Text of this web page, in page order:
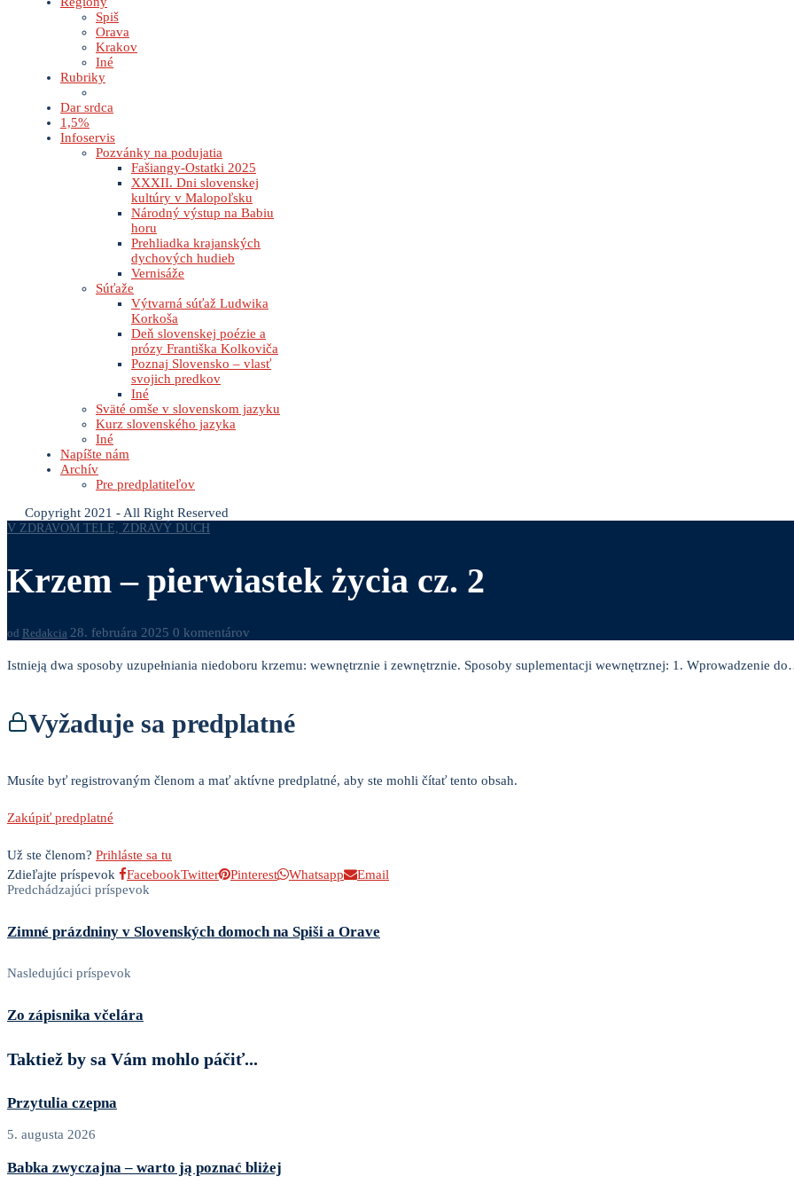
Spiš
Orava
Krakov
Iné
Rubriky
Dar srdca
1,5%
Infoservis
Pozvánky na podujatia
Fašiangy-Ostatki 2025
XXXII. Dni slovenskej
kultúry v Malopoľsku
Národný výstup na Babiu
horu
Prehliadka krajanských
dychových hudieb
Vernisáže
Súťaže
Výtvarná súťaž Ludwika
Korkoša
Deň slovenskej poézie a
prózy Františka Kolkoviča
Poznaj Slovensko – vlasť
svojich predkov
Iné
Sväté omše v slovenskom jazyku
Kurz slovenského jazyka
Iné
Napíšte nám
Archív
Pre predplatiteľov
Copyright 2021 - All Right Reserved
V ZDRAVOM TELE, ZDRAVÝ DUCH
Krzem – pierwiastek życia cz. 2
od Redakcia 28. februára 2025 0 komentárov
Istnieją dwa sposoby uzupełniania niedoboru krzemu: wewnętrznie i zewnętrznie. Sposoby suplementacji wewnętrznej: 1. Wprowadzenie
Vyžaduje sa predplatné
Musíte byť registrovaným členom a mať aktívne predplatné, aby ste mohli čítať tento obsah.
Zakúpiť predplatné
Už ste členom? Prihláste sa tu
Zdieľajte príspevok
FacebookTwitter Pinterest Whatsapp
Email
Predchádzajúci príspevok
Zimné prázdniny v Slovenských domoch na Spiši a Orave
Nasledujúci príspevok
Zo zápisnika včelára
Taktiež by sa Vám mohlo páčiť...
Przytulia czepna
5. augusta 2026
Babka zwyczajna – warto ją poznać bliżej